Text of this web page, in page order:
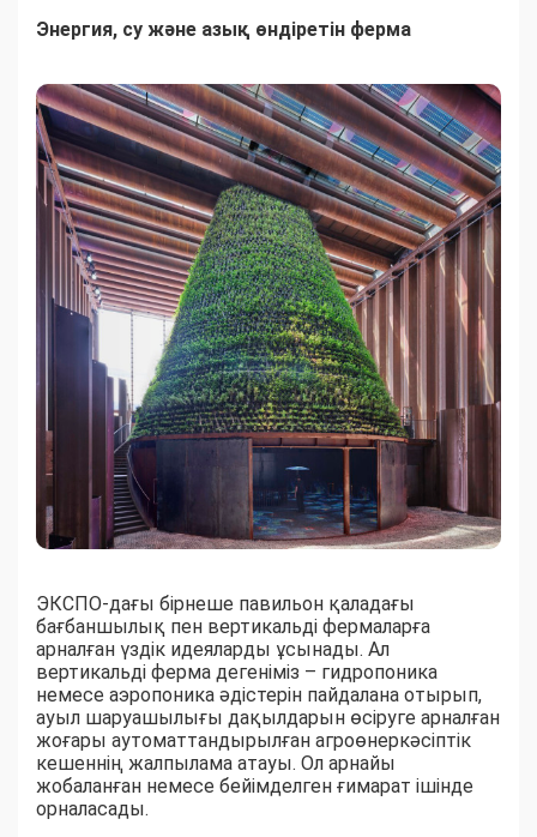
Энергия, су және азық өндіретін ферма
ЭКСПО-дағы бірнеше павильон қаладағы
бағбаншылық пен вертикальді фермаларға
арналған үздік идеяларды ұсынады. Ал
вертикальді ферма дегеніміз – гидропоника
немесе аэропоника әдістерін пайдалана отырып,
ауыл шаруашылығы дақылдарын өсіруге арналған
жоғары аутоматтандырылған агроөнеркәсіптік
кешеннің жалпылама атауы. Ол арнайы
жобаланған немесе бейімделген ғимарат ішінде
орналасады.